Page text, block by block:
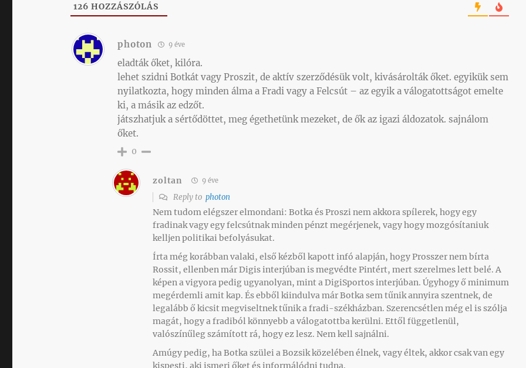
126 HOZZÁSZÓLÁS
photon 9 éve
eladták őket, kilóra.
lehet szidni Botkát vagy Proszit, de aktív szerződésük volt, kivásárolták őket. egyikük sem
nyilatkozta, hogy minden álma a Fradi vagy a Felcsút – az egyik a válogatottságot emelte
ki, a másik az edzőt.
játszhatjuk a sértődöttet, meg égethetünk mezeket, de ők az igazi áldozatok. sajnálom
őket.
0
zoltan 9 éve
Reply tophoton
Nem tudom elégszer elmondani: Botka és Proszi nem akkora spílerek, hogy egy
fradinak vagy egy felcsútnak minden pénzt megérjenek, vagy hogy mozgósítaniuk
kelljen politikai befolyásukat.
Írta még korábban valaki, első kézből kapott infó alapján, hogy Prosszer nem bírta
Rossit, ellenben már Digis interjúban is megvédte Pintért, mert szerelmes lett belé. A
képen a vigyora pedig ugyanolyan, mint a DigiSportos interjúban. Úgyhogy ő minimum
megérdemli amit kap. És ebből kiindulva már Botka sem tűnik annyira szentnek, de
legalább ő kicsit megviseltnek tűnik a fradi-székházban. Szerencsétlen még el is szólja
magát, hogy a fradiból könnyebb a válogatottba kerülni. Ettől függetlenül,
valószínűleg számított rá, hogy ez lesz. Nem kell sajnálni.
Amúgy pedig, ha Botka szülei a Bozsik közelében élnek, vagy éltek, akkor csak van egy
kispesti, aki ismeri őket és informálódni tudna.